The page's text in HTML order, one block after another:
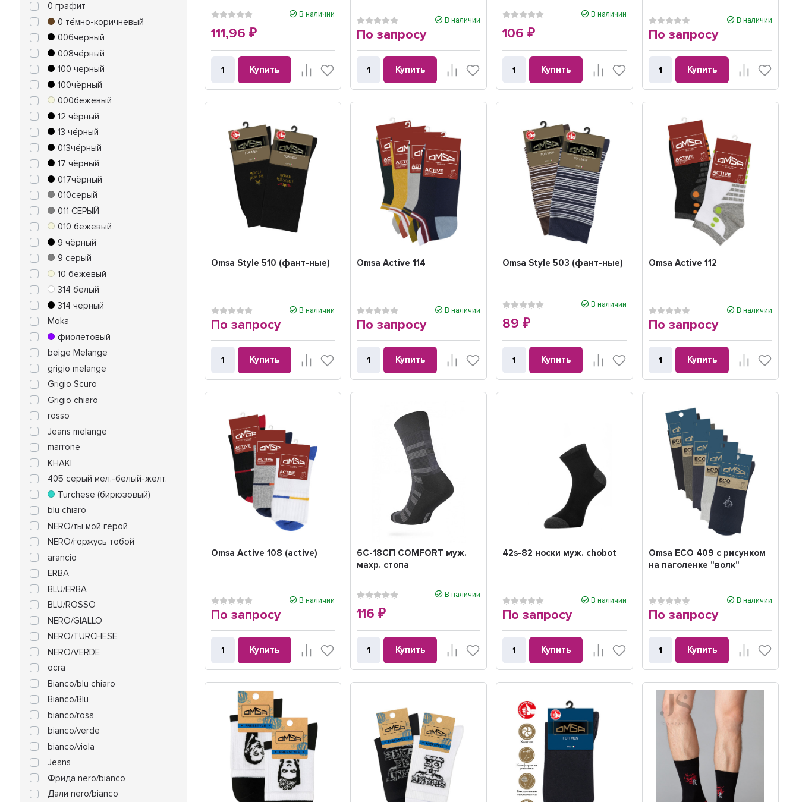
0 графит
0 тёмно-коричневый
006чёрный
008чёрный
100 черный
100чёрный
000бежевый
12 чёрный
13 чёрный
013чёрный
17 чёрный
017чёрный
010серый
011 СЕРЫЙ
010 бежевый
9 чёрный
9 серый
10 бежевый
314 белый
314 черный
Moka
фиолетовый
beige Melange
grigio melange
Grigio Scuro
Grigio chiaro
rosso
Jeans melange
marrone
KHAKI
405 серый мел.-белый-желт.
Turchese (бирюзовый)
blu chiaro
NERO/ты мой герой
NERO/горжусь тобой
arancio
ERBA
BLU/ERBA
BLU/ROSSO
NERO/GIALLO
NERO/TURCHESE
NERO/VERDE
ocra
Bianco/blu chiaro
Bianco/Blu
bianco/rosa
bianco/verde
bianco/viola
Jeans
Фрида nero/bianco
Дали nero/bianco
В наличии
111,96₽
Купить
В наличии
По запросу
Купить
В наличии
106₽
Купить
В наличии
По запросу
Купить
Omsa Style 510 (фант-ные)
В наличии
По запросу
Купить
Omsa Active 114
В наличии
По запросу
Купить
Omsa Style 503 (фант-ные)
В наличии
89₽
Купить
Omsa Active 112
В наличии
По запросу
Купить
Omsa Active 108 (active)
В наличии
По запросу
Купить
6С-18CП COMFORT муж.
махр. стопа
В наличии
116₽
Купить
42s-82 носки муж. chobot
В наличии
По запросу
Купить
Omsa ECO 409 с рисунком
на паголенке "волк"
В наличии
По запросу
Купить